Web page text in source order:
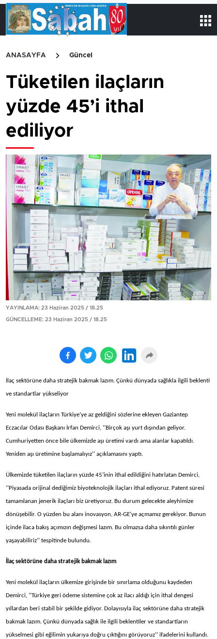
ANASAYFA Güncel
Tüketilen ilaçların
yüzde 45’i ithal
ediliyor
YAYINLAMA: 23 Haziran 2025 / 18.25
GÜNCELLEME: 23 Haziran 2025 / 18.25
İlaç sektörüne daha stratejik bakmak lazım. Çünkü dünyada sağlıkla ilgili beklenti
ve standartlar yükseliyor
Yeni molekül ilaçların Türkiye’ye az geldiğini sözlerine ekleyen Gaziantep
Eczacılar Odası Başkanı İrfan Demirci, ‘’Birçok aşı yurt dışından geliyor.
Cumhuriyetten önce bile ülkemizde aşı üretimi vardı ama alanlar kapatıldı.
Yeniden aşı üretimine başlamalıyız’’ açıklamasını yaptı.
Ülkemizde tüketilen ilaçların yüzde 45’inin ithal edildiğini hatırlatan Demirci,
‘’Piyasada orijinal dediğimiz biyoteknolojik ilaçları ithal ediyoruz. Patent süresi
tamamlanan jenerik ilaçları biz üretiyoruz. Bu durum gelecekte aleyhimize
dönüşebilir. O yüzden bu alanı inovasyon, AR-GE’ye açmamız gerekiyor. Bunun
içinde ilaca bakış açımızın değişmesi lazım. Bu olmazsa daha sıkıntılı günler
yaşayabiliriz’’ tespitinde bulundu.
İlaç sektörüne daha stratejik bakmak lazım
Yeni molekül ilaçların ülkemize girişinde bir sınırlama olduğunu kaydeden
Demirci, ‘’Türkiye geri ödeme sistemine çok az ilacı aldığı için ithal dengesi
yıllardan beri stabil bir şekilde gidiyor. Dolayısıyla ilaç sektörüne daha stratejik
bakmak lazım. Çünkü dünyada sağlık ile ilgili beklentiler ve standartların
yükselmesi gibi eğilimin yukarıya doğru çıktığını görüyoruz’’ ifadelerini kullandı.